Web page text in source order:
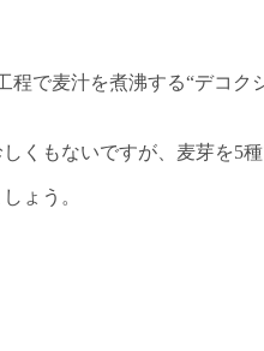
で麦汁を煮沸する“デコ
くもないですが、麦芽を5
ょう。